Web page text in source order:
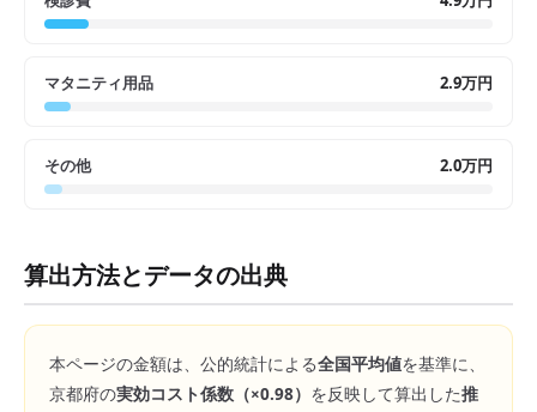
マタニティ用品 2.9万円
その他 2.0万円
算出方法とデータの出典
本ページの金額は、公的統計による全国平均値を基準に、
京都府の実効コスト係数（×0.98） を反映して算出した推